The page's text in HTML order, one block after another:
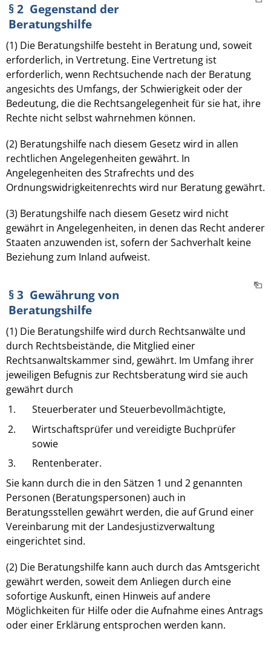
§ 2 Gegenstand der
Beratungshilfe
(1) Die Beratungshilfe besteht in Beratung und, soweit
erforderlich, in Vertretung. Eine Vertretung ist
erforderlich, wenn Rechtsuchende nach der Beratung
angesichts des Umfangs, der Schwierigkeit oder der
Bedeutung, die die Rechtsangelegenheit für sie hat, ihre
Rechte nicht selbst wahrnehmen können.
(2) Beratungshilfe nach diesem Gesetz wird in allen
rechtlichen Angelegenheiten gewährt. In
Angelegenheiten des Strafrechts und des
Ordnungswidrigkeitenrechts wird nur Beratung gewährt.
(3) Beratungshilfe nach diesem Gesetz wird nicht
gewährt in Angelegenheiten, in denen das Recht anderer
Staaten anzuwenden ist, sofern der Sachverhalt keine
Beziehung zum Inland aufweist.
§ 3 Gewährung von
Beratungshilfe
(1) Die Beratungshilfe wird durch Rechtsanwälte und
durch Rechtsbeistände, die Mitglied einer
Rechtsanwaltskammer sind, gewährt. Im Umfang ihrer
jeweiligen Befugnis zur Rechtsberatung wird sie auch
gewährt durch
1.
Steuerberater und Steuerbevollmächtigte,
2.
Wirtschaftsprüfer und vereidigte Buchprüfer
sowie
3.
Rentenberater.
Sie kann durch die in den Sätzen 1 und 2 genannten
Personen (Beratungspersonen) auch in
Beratungsstellen gewährt werden, die auf Grund einer
Vereinbarung mit der Landesjustizverwaltung
eingerichtet sind.
(2) Die Beratungshilfe kann auch durch das Amtsgericht
gewährt werden, soweit dem Anliegen durch eine
sofortige Auskunft, einen Hinweis auf andere
Möglichkeiten für Hilfe oder die Aufnahme eines Antrags
oder einer Erklärung entsprochen werden kann.